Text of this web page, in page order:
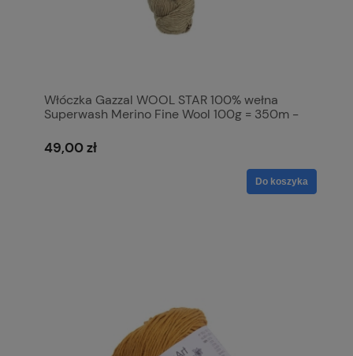
Włóczka Gazzal WOOL STAR 100% wełna
Superwash Merino Fine Wool 100g = 350m -
49,00 zł
Do koszyka